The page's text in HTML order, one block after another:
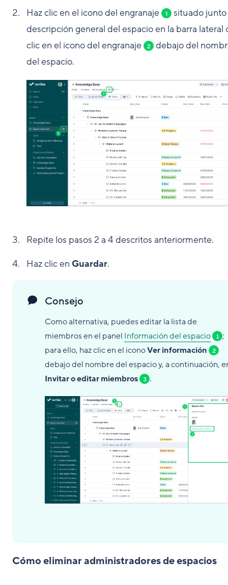
Haz clic en el icono del engranaje
1
situado junto
descripción general del espacio en la barra lateral
clic en el icono del engranaje
2
debajo del
del espacio.
Repite los pasos 2 a 4 descritos anteriormente.
Haz clic en Guardar.
Consejo
Como alternativa, puedes editar la lista de
miembros en el panel Información del espacio 1 ;
para ello, haz clic en el iconoVer información 2
debajo del nombre del espacio y, a continuación,
Invitar o editar miembros
3 .
Cómo eliminar administradores de espacios